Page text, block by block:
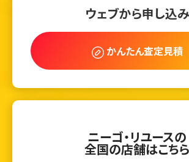
ウェブから申し込み
かんたん査定見積
ニーゴ・リユースの
全国の店舗はこちら